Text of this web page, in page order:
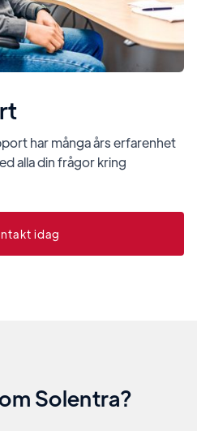
har många års erfarenhet
alla din frågor kring
idag
Solentra?